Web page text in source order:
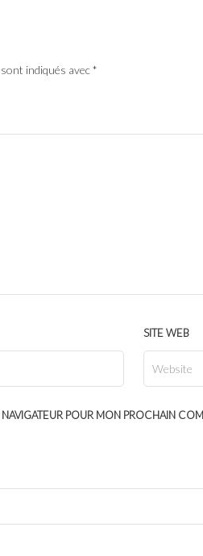
indiqués avec*
SITE WEB
POUR MON PROCHAIN